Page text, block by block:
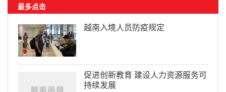
最多点击
越南入境人员防疫规定
促进创新教育 建设人力资源服务可
持续发展